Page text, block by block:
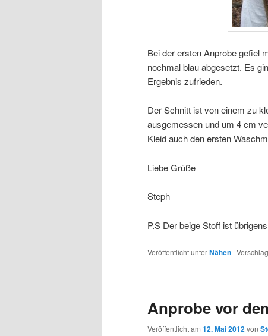
Bei der ersten Anprobe gefiel
nochmal blau abgesetzt. Es
Ergebnis zufrieden.
Der Schnitt ist von einem zu
ausgemessen und um 4 cm
Kleid auch den ersten
Liebe Grüße
Steph
P.S Der beige Stoff ist
Veröffentlicht unterNähen |
Anprobe vor
Veröffentlicht am 12. Mai 2012von